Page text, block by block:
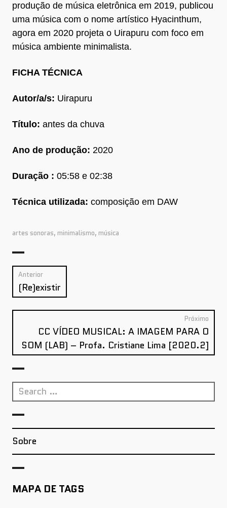
produção de música eletrônica em 2019, publicou
uma música com o nome artístico Hyacinthum,
agora em 2020 projeta o Uirapuru com foco em
música ambiente minimalista.
FICHA TÉCNICA
Autor/a/s: Uirapuru
Título: antes da chuva
Ano de produção: 2020
Duração : 05:58 e 02:38
Técnica utilizada: composição em DAW
artes sonoras, minimalismo, música
Post
navigation
Anterior
Anterior:
(Re)existir
Próximo
CC VÍDEO MUSICAL: A IMAGEM PARA O
SOM (LAB) – Profa. Cristiane Lima [2020.2]
Search
for:
Sobre
MAPA DE TAGS